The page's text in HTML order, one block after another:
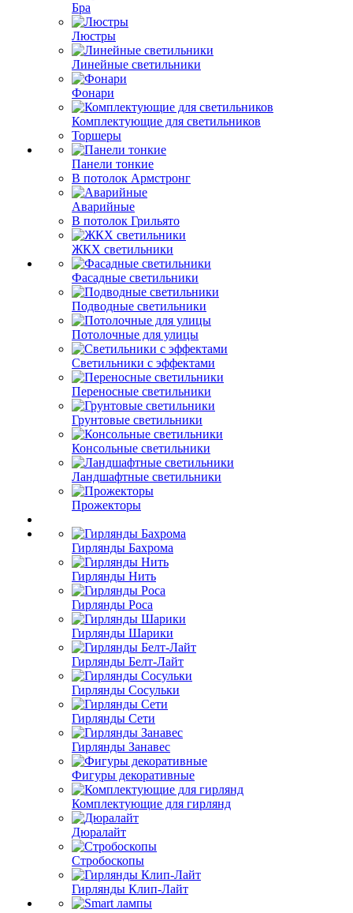
Бра
Люстры
Линейные светильники
Фонари
Комплектующие для светильников
Торшеры
Панели тонкие
В потолок Армстронг
Аварийные
В потолок Грильято
ЖКХ светильники
Фасадные светильники
Подводные светильники
Потолочные для улицы
Светильники с эффектами
Переносные светильники
Грунтовые светильники
Консольные светильники
Ландшафтные светильники
Прожекторы
Гирлянды Бахрома
Гирлянды Нить
Гирлянды Роса
Гирлянды Шарики
Гирлянды Белт-Лайт
Гирлянды Сосульки
Гирлянды Сети
Гирлянды Занавес
Фигуры декоративные
Комплектующие для гирлянд
Дюралайт
Стробоскопы
Гирлянды Клип-Лайт